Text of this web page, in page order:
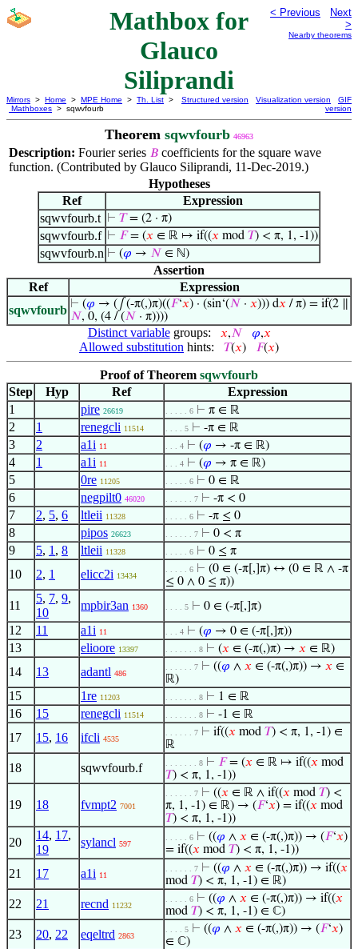
Mathbox for
Glauco
Siliprandi
< Previous
Next
>
Nearby theorems
Mirrors > Home > MPE Home > Th. List >
Mathboxes > sqwvfourb
Structured version Visualization version
GIF
version
Theorem sqwvfourb 46963
Description: Fourier series 𝐵 coefficients for the square wave
function. (Contributed by Glauco Siliprandi, 11-Dec-2019.)
Hypotheses
Ref
Expression
sqwvfourb.t
⊢ 𝑇= (2 · π)
sqwvfourb.f ⊢ 𝐹= (𝑥 ∈ ℝ ↦ if((𝑥 mod 𝑇) < π, 1, -1))
sqwvfourb.n ⊢ (𝜑 → 𝑁 ∈ ℕ)
Assertion
Ref
Expression
sqwvfourb ⊢ (𝜑 → (∫(-π(,)π)((𝐹‘𝑥) · (sin‘(𝑁 · 𝑥))) d𝑥 / π) = if(2 ∥
𝑁, 0, (4 / (𝑁 · π))))
Distinct variablegroups: 𝑥,𝑁 𝜑,𝑥
Allowed substitution hints: 𝑇(𝑥) 𝐹(𝑥)
Proof of Theorem sqwvfourb
Step
Hyp Ref
Expression
1
pire 26619 . . . . . 6 ⊢ π ∈ ℝ
2 1 renegcli 11514 . . . . 5 ⊢ -π ∈ ℝ
3 2 a1i 11 . . . 4 ⊢ (𝜑 → -π ∈ ℝ)
4 1 a1i 11 . . . 4 ⊢ (𝜑 → π ∈ ℝ)
5 0re 11205 . . . . . 6 ⊢ 0 ∈ ℝ
6 negpilt0 46020 . . . . . . 7 ⊢ -π < 0
7 2, 5, 6 ltleii 11328 . . . . . 6 ⊢ -π ≤ 0
8 pipos 26623 . . . . . . 7 ⊢ 0 < π
9 5, 1 , 8 ltleii 11328 . . . . . 6 ⊢ 0 ≤ π
10 2, 1 elicc2i 13434
. . . . . 6 ⊢ (0 ∈ (-π[,]π) ↔ (0 ∈ ℝ ∧ -π
≤ 0 ∧ 0 ≤ π))
11
5, 7, 9,
10
mpbir3an 1360 . . . . 5 ⊢ 0 ∈ (-π[,]π)
12 11 a1i 11 . . . 4 ⊢ (𝜑 → 0 ∈ (-π[,]π))
13 elioore 13397 . . . . . . . 8 ⊢ (𝑥 ∈ (-π(,)π) → 𝑥 ∈ ℝ)
14 13 adantl 486
. . . . . . 7 ⊢ ((𝜑 ∧ 𝑥 ∈ (-π(,)π)) → 𝑥 ∈
ℝ)
15 1re 11203 . . . . . . . 8 ⊢ 1 ∈ ℝ
16 15 renegcli 11514 . . . . . . . 8 ⊢ -1 ∈ ℝ
17 15, 16 ifcli 4535
. . . . . . 7 ⊢ if((𝑥 mod 𝑇) < π, 1, -1) ∈
ℝ
18 sqwvfourb.f . . . . . . . 8 ⊢ 𝐹= (𝑥 ∈ ℝ ↦ if((𝑥 mod
𝑇) < π, 1, -1))
19 18 fvmpt2 7001
. . . . . . 7 ⊢ ((𝑥 ∈ ℝ ∧ if((𝑥 mod 𝑇) <
π, 1, -1) ∈ ℝ) → (𝐹‘𝑥) = if((𝑥 mod
𝑇) < π, 1, -1))
20
14, 17,
19
sylancl 597
. . . . . 6 ⊢ ((𝜑 ∧ 𝑥 ∈ (-π(,)π)) → (𝐹‘𝑥)
= if((𝑥 mod 𝑇) < π, 1, -1))
21 17 a1i 11
. . . . . . 7 ⊢ ((𝜑 ∧ 𝑥 ∈ (-π(,)π)) → if((𝑥
mod 𝑇) < π, 1, -1) ∈ ℝ)
22 21 recnd 11232
. . . . . 6 ⊢ ((𝜑 ∧ 𝑥 ∈ (-π(,)π)) → if((𝑥
mod 𝑇) < π, 1, -1) ∈ ℂ)
23 20, 22 eqeltrd 2863
. . . . 5 ⊢ ((𝜑 ∧ 𝑥 ∈ (-π(,)π)) → (𝐹‘𝑥)
∈ ℂ)